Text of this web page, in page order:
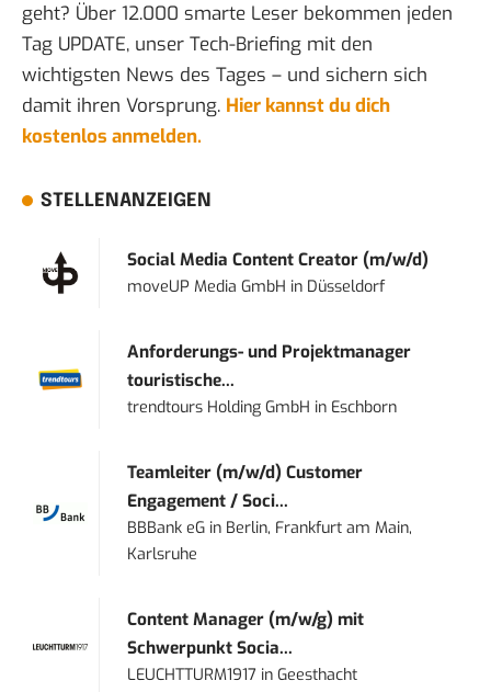
geht? Über 12.000 smarte Leser bekommen jeden
Tag UPDATE, unser Tech-Briefing mit den
wichtigsten News des Tages – und sichern sich
damit ihren Vorsprung. Hier kannst du dich
kostenlos anmelden.
STELLENANZEIGEN
Social Media Content Creator (m/w/d)
moveUP Media GmbH in Düsseldorf
Anforderungs- und Projektmanager
touristische...
trendtours Holding GmbH in Eschborn
Teamleiter (m/w/d) Customer
Engagement / Soci...
BBBank eG in Berlin, Frankfurt am Main,
Karlsruhe
Content Manager (m/w/g) mit
Schwerpunkt Socia...
LEUCHTTURM1917 inGeesthacht